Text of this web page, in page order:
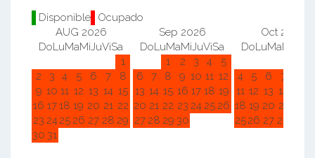
Disponible
Ocupado
AUG 2026
DoLuMaMiJuViSa
1
2
3 4 5 6 7
8
9 10 11 12 13 14 15
16 1718 19 20 21 22
23 2425 26 27 28 29
30 31
Sep 2026
DoLuMaMiJuViSa
1
2 3 4
5
6
7 8 9 10 11 12
13 14 15 16 17 18 19
20 21 22 23 24 25 26
27 28 29 30
Oct 2026
DoLuMaMi
4
5 6 7
11 12 13 14
18 19 20 21
2526 27 28